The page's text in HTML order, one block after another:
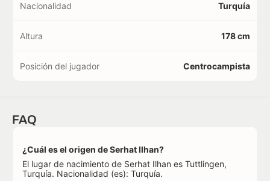
Nacionalidad Turquía
Altura 178 cm
Posición del jugador Centrocampista
FAQ
¿Cuál es el origen de Serhat Ilhan?
El lugar de nacimiento de Serhat Ilhan es Tuttlingen,
Turquía. Nacionalidad (es): Turquía.